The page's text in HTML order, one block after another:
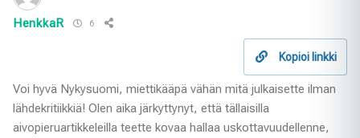
HenkkaR 6
Kopioi linkki
Voi hyvä Nykysuomi, miettikääpä vähän mitä julkaisette ilman
lähdekritiikkiä! Olen aika järkyttynyt, että tällaisilla
aivopieruartikkeleilla teette kovaa hallaa uskottavuudellenne,